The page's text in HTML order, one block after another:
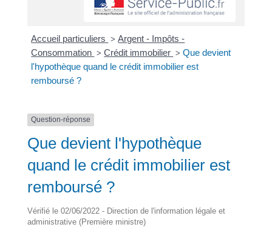
Accueil particuliers > Argent - Impôts -
Consommation > Crédit immobilier > Que devient
l'hypothèque quand le crédit immobilier est
remboursé ?
Question-réponse
Que devient l'hypothèque
quand le crédit immobilier est
remboursé ?
Vérifié le 02/06/2022 - Direction de l'information légale et
administrative (Première ministre)